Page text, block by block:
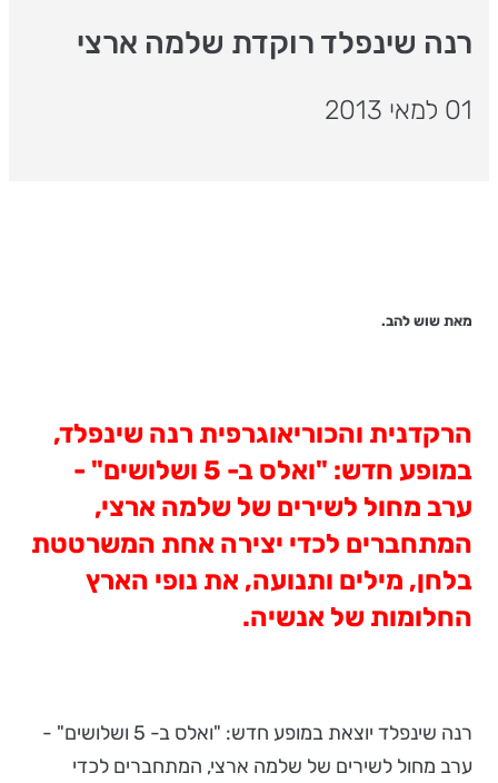
רנה שינפלד רוקדת שלמה ארצי
01 למאי 2013
מאת שוש להב.
הרקדנית והכוריאוגרפית רנה שינפלד,
במופע חדש: "ואלס ב- 5 ושלושים" -
ערב מחול לשירים של שלמה ארצי,
המתחברים לכדי יצירה אחת המשרטטת
בלחן, מילים ותנועה, את נופי הארץ
החלומות של אנשיה.
רנה שינפלד יוצאת במופע חדש: "ואלס ב- 5 ושלושים" -
ערב מחול לשירים של שלמה ארצי, המתחברים לכדי